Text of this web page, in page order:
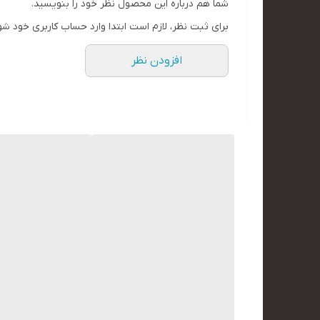
شما هم درباره این محصول نظر خود را بنویسید.
برای ثبت نظر، لازم است ابتدا وارد حساب کاربری خود
افزودن نظر